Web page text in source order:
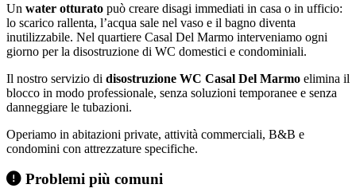
Un water otturato può creare disagi immediati in casa o in ufficio:
lo scarico rallenta, l’acqua sale nel vaso e il bagno diventa
inutilizzabile. Nel quartiere Casal Del Marmo interveniamo ogni
giorno per la disostruzione di WC domestici e condominiali.
Il nostro servizio di disostruzione WC Casal Del Marmo elimina il
blocco in modo professionale, senza soluzioni temporanee e senza
danneggiare le tubazioni.
Operiamo in abitazioni private, attività commerciali, B&B e
condomini con attrezzature specifiche.
Problemi più comuni